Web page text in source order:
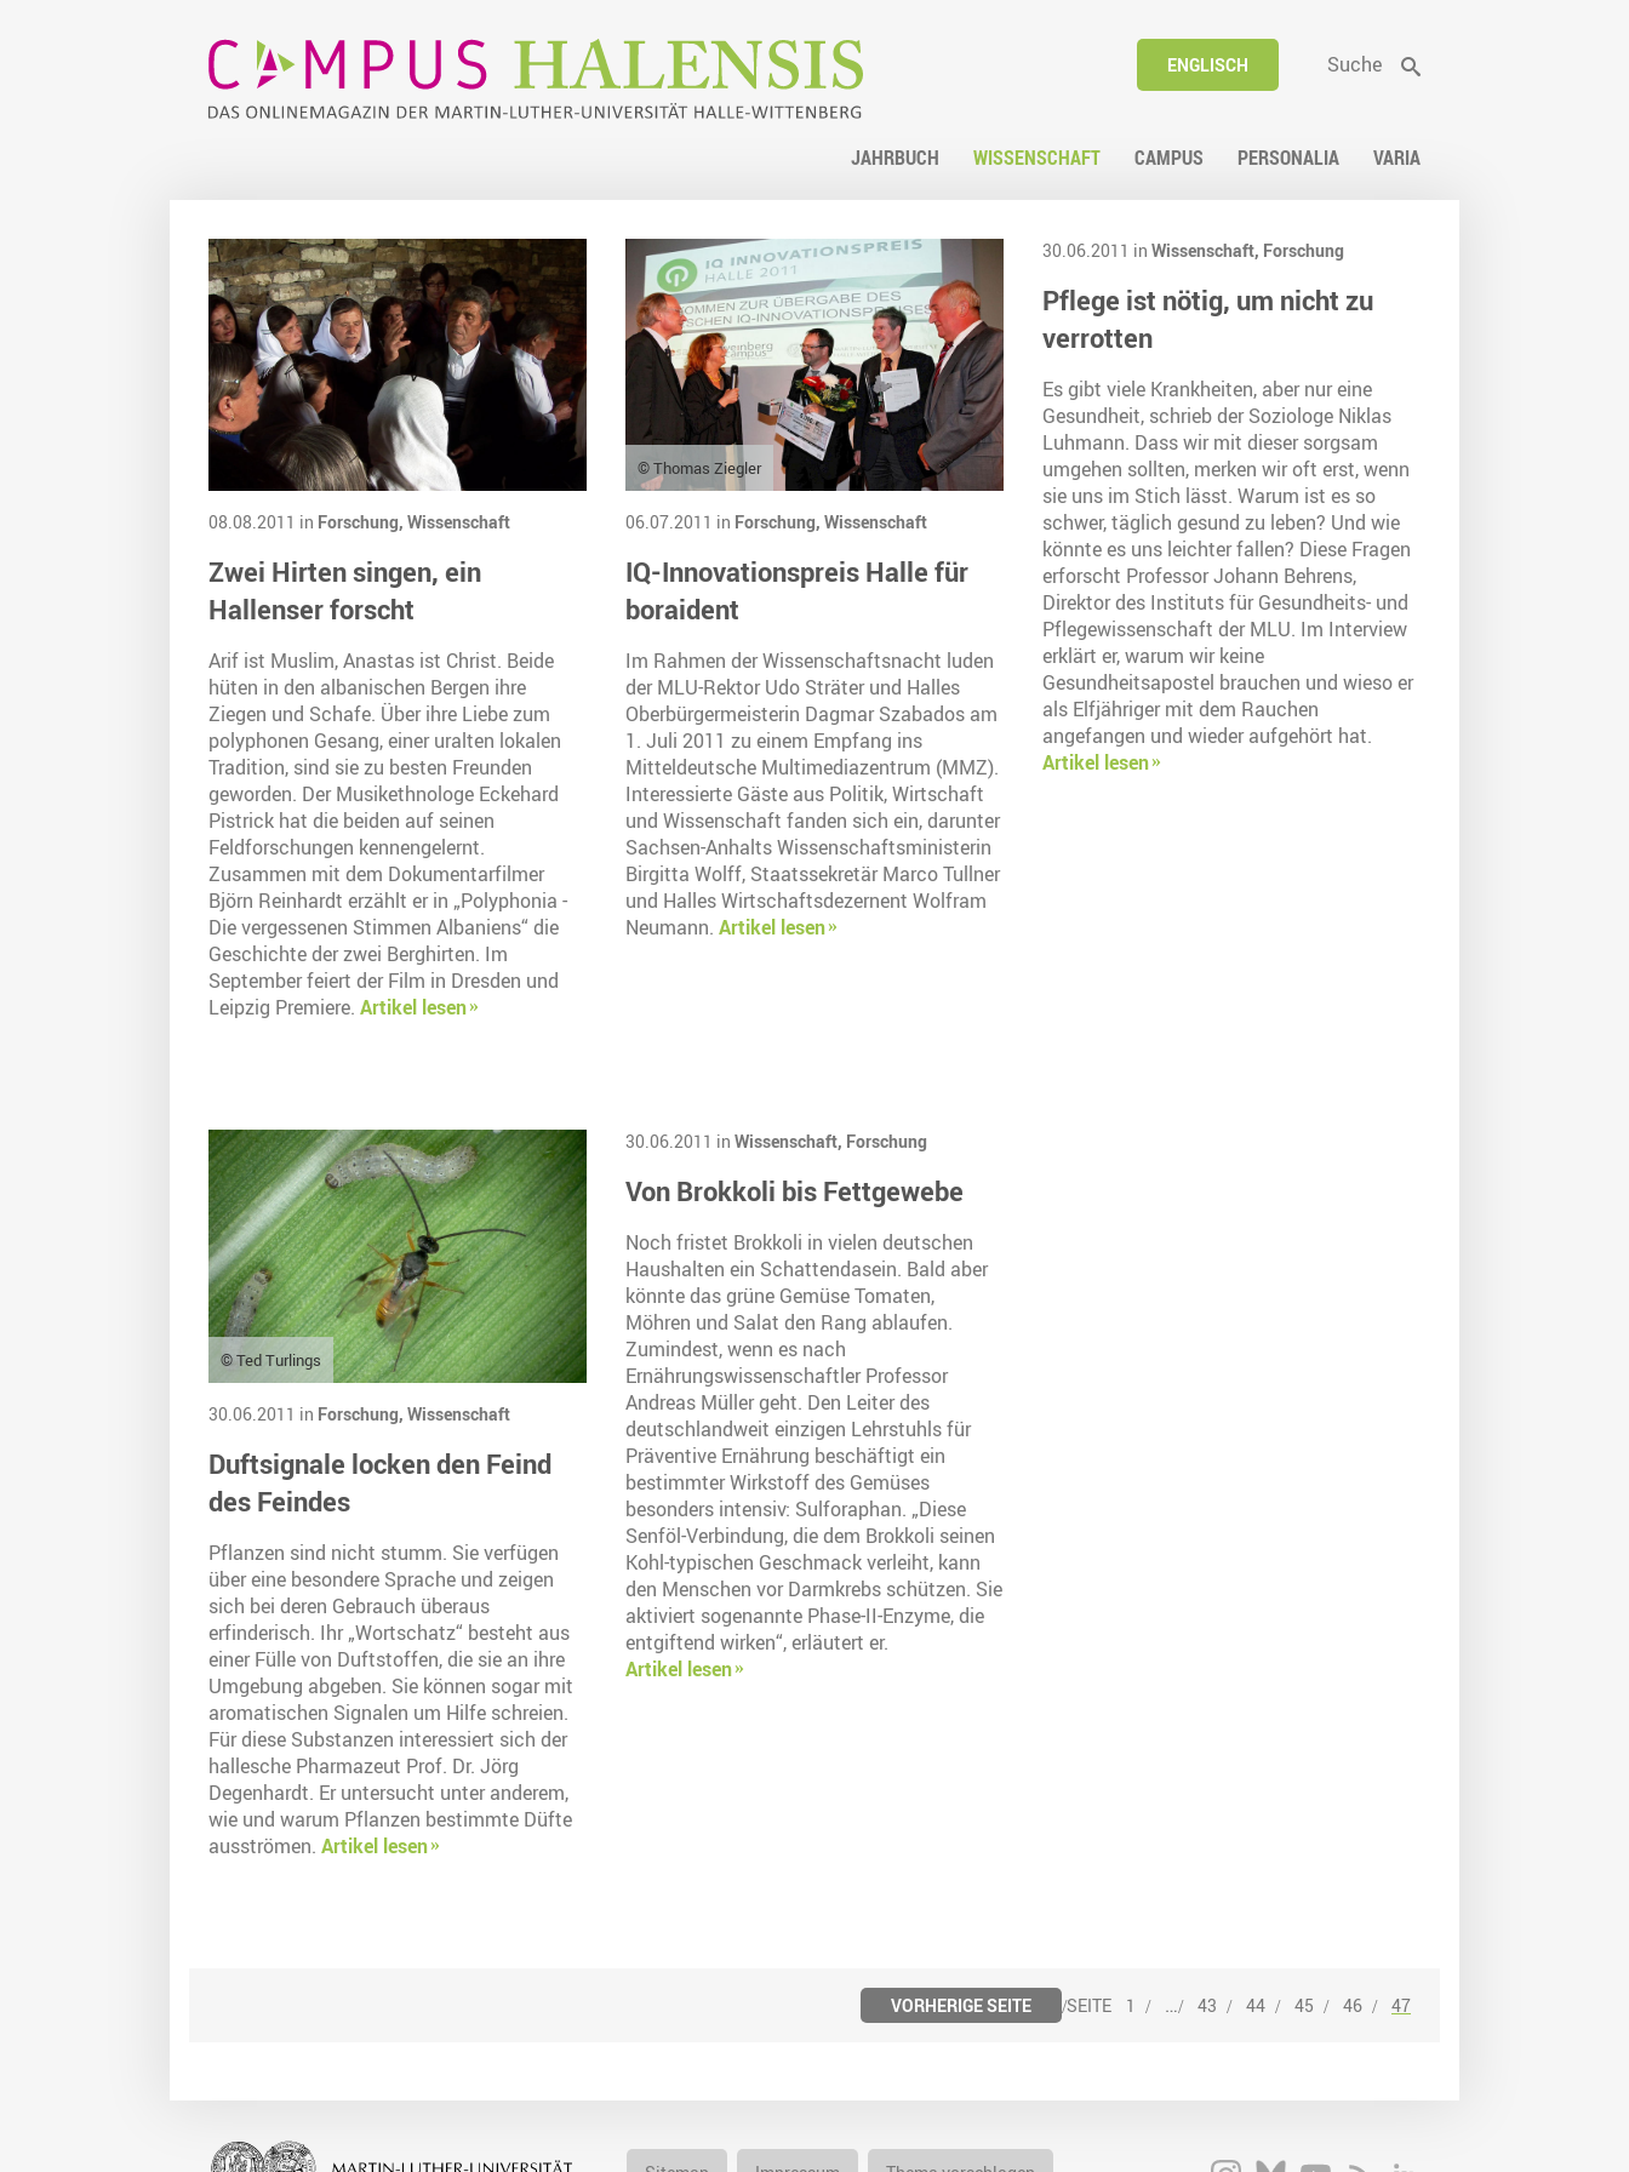
ENGLISCH Suche
JAHRBUCH WISSENSCHAFT CAMPUS PERSONALIA VARIA
08.08.2011 in Forschung, Wissenschaft
Zwei Hirten singen, ein
Hallenser forscht
Arif ist Muslim, Anastas ist Christ. Beide
hüten in den albanischen Bergen ihre
Ziegen und Schafe. Über ihre Liebe zum
polyphonen Gesang, einer uralten lokalen
Tradition, sind sie zu besten Freunden
geworden. Der Musikethnologe Eckehard
Pistrick hat die beiden auf seinen
Feldforschungen kennengelernt.
Zusammen mit dem Dokumentarfilmer
Björn Reinhardt erzählt er in „Polyphonia -
Die vergessenen Stimmen Albaniens“ die
Geschichte der zwei Berghirten. Im
September feiert der Film in Dresden und
Leipzig Premiere. Artikel lesen
© Thomas Ziegler
06.07.2011 in Forschung, Wissenschaft
IQ-Innovationspreis Halle für
boraident
Im Rahmen der Wissenschaftsnacht luden
der MLU-Rektor Udo Sträter und Halles
Oberbürgermeisterin Dagmar Szabados am
1. Juli 2011 zu einem Empfang ins
Mitteldeutsche Multimediazentrum (MMZ).
Interessierte Gäste aus Politik, Wirtschaft
und Wissenschaft fanden sich ein, darunter
Sachsen-Anhalts Wissenschaftsministerin
Birgitta Wolff, Staatssekretär Marco Tullner
und Halles Wirtschaftsdezernent Wolfram
Neumann. Artikel lesen
30.06.2011 in Wissenschaft, Forschung
Pflege ist nötig, um nicht zu
verrotten
Es gibt viele Krankheiten, aber nur eine
Gesundheit, schrieb der Soziologe Niklas
Luhmann. Dass wir mit dieser sorgsam
umgehen sollten, merken wir oft erst, wenn
sie uns im Stich lässt. Warum ist es so
schwer, täglich gesund zu leben? Und wie
könnte es uns leichter fallen? Diese Fragen
erforscht Professor Johann Behrens,
Direktor des Instituts für Gesundheits- und
Pflegewissenschaft der MLU. Im Interview
erklärt er, warum wir keine
Gesundheitsapostel brauchen und wieso er
als Elfjähriger mit dem Rauchen
angefangen und wieder aufgehört hat.
Artikel lesen
© Ted Turlings
30.06.2011 in Forschung, Wissenschaft
Duftsignale locken den Feind
des Feindes
Pflanzen sind nicht stumm. Sie verfügen
über eine besondere Sprache und zeigen
sich bei deren Gebrauch überaus
erfinderisch. Ihr „Wortschatz“ besteht aus
einer Fülle von Duftstoffen, die sie an ihre
Umgebung abgeben. Sie können sogar mit
aromatischen Signalen um Hilfe schreien.
Für diese Substanzen interessiert sich der
hallesche Pharmazeut Prof. Dr. Jörg
Degenhardt. Er untersucht unter anderem,
wie und warum Pflanzen bestimmte Düfte
ausströmen. Artikel lesen
30.06.2011 in Wissenschaft, Forschung
Von Brokkoli bis Fettgewebe
Noch fristet Brokkoli in vielen deutschen
Haushalten ein Schattendasein. Bald aber
könnte das grüne Gemüse Tomaten,
Möhren und Salat den Rang ablaufen.
Zumindest, wenn es nach
Ernährungswissenschaftler Professor
Andreas Müller geht. Den Leiter des
deutschlandweit einzigen Lehrstuhls für
Präventive Ernährung beschäftigt ein
bestimmter Wirkstoff des Gemüses
besonders intensiv: Sulforaphan. „Diese
Senföl-Verbindung, die dem Brokkoli seinen
Kohl-typischen Geschmack verleiht, kann
den Menschen vor Darmkrebs schützen. Sie
aktiviert sogenannte Phase-II-Enzyme, die
entgiftend wirken“, erläutert er.
Artikel lesen
VORHERIGE SEITE 1 … 43 44 45 46 47